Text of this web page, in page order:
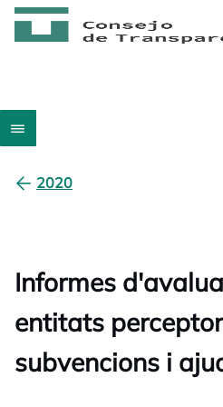
2020
Informes
entitats
subvencions i